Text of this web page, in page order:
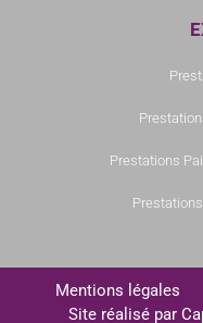
Prestations
Mentions légales
Site réalisé par